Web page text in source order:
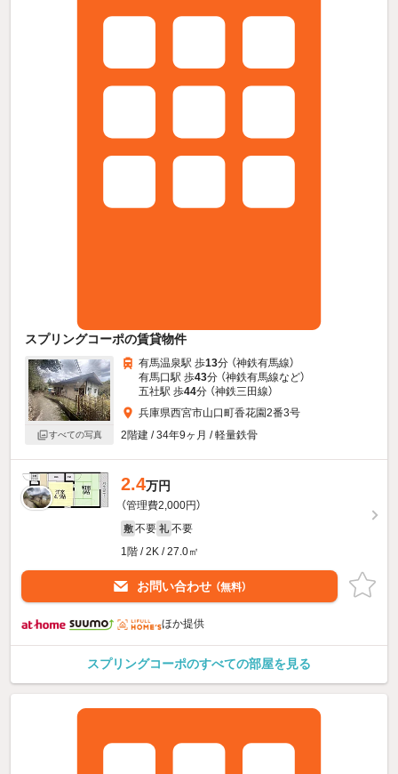
スプリングコーポの賃貸物件
すべての写真
有馬温泉駅 歩13分 （神鉄有馬線）
有馬口駅 歩43分 （神鉄有馬線など）
五社駅 歩44分 （神鉄三田線）
兵庫県西宮市山口町香花園2番3号
2階建 / 34年9ヶ月 / 軽量鉄骨
2.4万円
（管理費2,000円）
敷 不要 礼 不要
1階 / 2K / 27.0㎡
お問い合わせ （無料）
ほか提供
スプリングコーポのすべての部屋を見る